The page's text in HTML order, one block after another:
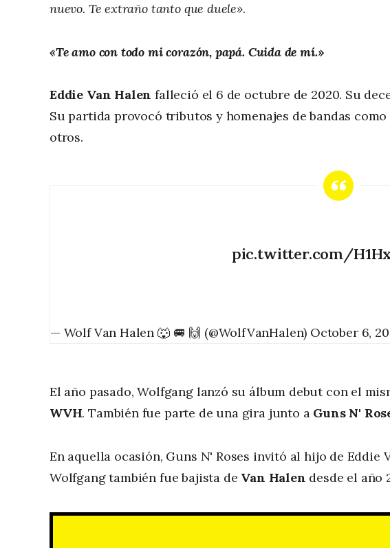
nuevo. Te extraño tanto que duele».
«Te amo con todo mi corazón, papá. Cuida de mí.»
Eddie Van Halen falleció el 6 de octubre de 2020. Su
Su partida provocó tributos y homenajes de bandas como
otros.
pic.twitter.com/
— Wolf Van Halen 🐺 🚐 🙌 (@WolfVanHalen) October 6,
El año pasado, Wolfgang lanzó su álbum debut con el
WVH. También fue parte de una gira junto a Guns N'
En aquella ocasión, Guns N' Roses invitó al hijo de Eddie
Wolfgang también fue bajista de Van Halen desde el año